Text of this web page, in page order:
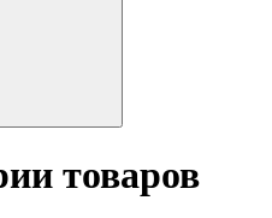
товаров